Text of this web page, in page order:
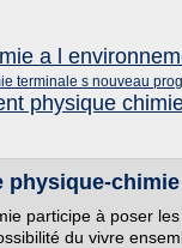
a l
terminale s nouveau
physique
physique-chimie
participe à poser
du vivre